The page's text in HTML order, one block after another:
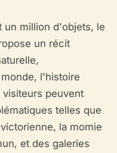
un million d'objets, le
un récit
l'histoire
peuvent
telles que
la momie
et des galeries